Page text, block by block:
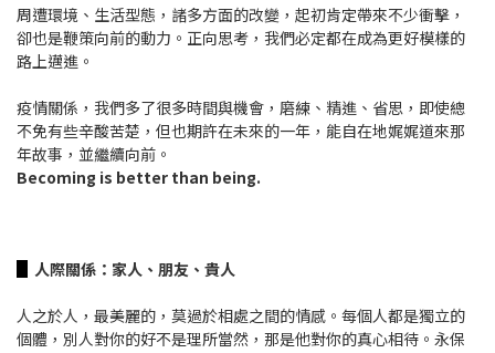
周遭環境、生活型態，諸多方面的改變，起初肯定帶來不少衝擊，
卻也是鞭策向前的動力。正向思考，我們必定都在成為更好模樣的
路上邁進。
疫情關係，我們多了很多時間與機會，磨練、精進、省思，即使總
不免有些辛酸苦楚，但也期許在未來的一年，能自在地娓娓道來那
年故事，並繼續向前。
Becoming is better than being.
▋ 人際關係：家人、朋友、貴人
人之於人，最美麗的，莫過於相處之間的情感。每個人都是獨立的
個體，別人對你的好不是理所當然，那是他對你的真心相待。永保